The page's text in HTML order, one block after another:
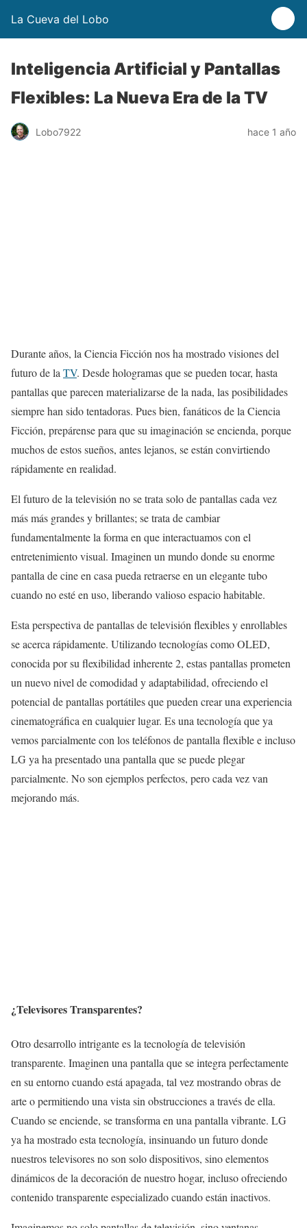
La Cueva del Lobo
Inteligencia Artificial y Pantallas
Flexibles: La Nueva Era de la TV
Lobo7922 hace 1 año
Durante años, la Ciencia Ficción nos ha mostrado visiones del
futuro de la TV. Desde hologramas que se pueden tocar, hasta
pantallas que parecen materializarse de la nada, las posibilidades
siempre han sido tentadoras. Pues bien, fanáticos de la Ciencia
Ficción, prepárense para que su imaginación se encienda, porque
muchos de estos sueños, antes lejanos, se están convirtiendo
rápidamente en realidad.
El futuro de la televisión no se trata solo de pantallas cada vez
más más grandes y brillantes; se trata de cambiar
fundamentalmente la forma en que interactuamos con el
entretenimiento visual. Imaginen un mundo donde su enorme
pantalla de cine en casa pueda retraerse en un elegante tubo
cuando no esté en uso, liberando valioso espacio habitable.
Esta perspectiva de pantallas de televisión flexibles y enrollables
se acerca rápidamente. Utilizando tecnologías como OLED,
conocida por su flexibilidad inherente 2, estas pantallas prometen
un nuevo nivel de comodidad y adaptabilidad, ofreciendo el
potencial de pantallas portátiles que pueden crear una experiencia
cinematográfica en cualquier lugar. Es una tecnología que ya
vemos parcialmente con los teléfonos de pantalla flexible e incluso
LG ya ha presentado una pantalla que se puede plegar
parcialmente. No son ejemplos perfectos, pero cada vez van
mejorando más.
¿Televisores Transparentes?
Otro desarrollo intrigante es la tecnología de televisión
transparente. Imaginen una pantalla que se integra perfectamente
en su entorno cuando está apagada, tal vez mostrando obras de
arte o permitiendo una vista sin obstrucciones a través de ella.
Cuando se enciende, se transforma en una pantalla vibrante. LG
ya ha mostrado esta tecnología, insinuando un futuro donde
nuestros televisores no son solo dispositivos, sino elementos
dinámicos de la decoración de nuestro hogar, incluso ofreciendo
contenido transparente especializado cuando están inactivos.